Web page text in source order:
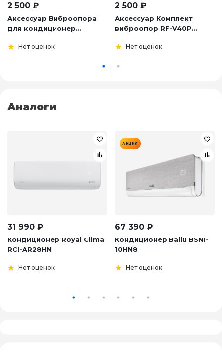
2 500 ₽
Аксессуар Виброопора
для кондиционер...
Нет оценок
2 500 ₽
Аксессуар Комплект
виброопор RF-V40P...
Нет оценок
Аналоги
31 990 ₽
Кондиционер Royal Clima
RCI-AR28HN
Нет оценок
АКЦИЯ
67 390 ₽
Кондиционер Ballu BSNI-
10HN8
Нет оценок